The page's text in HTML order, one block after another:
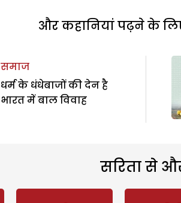
और कहानियां पढ़ने के
समाज
धर्म के धंधेबाजों की देन है
भारत में बाल विवाह
सरिता से